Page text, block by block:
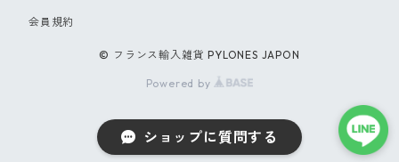
会員規約
© フランス輸入雑貨 PYLONES JAPON
Powered by
ショップに質問する